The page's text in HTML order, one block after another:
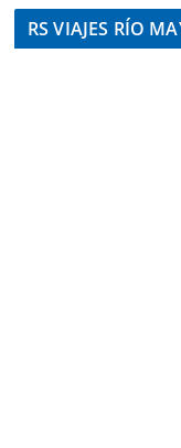
RS VIAJES RÍO